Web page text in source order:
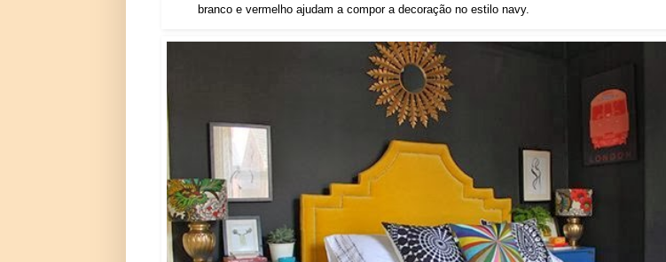
branco e vermelho ajudam a compor a decoração no estilo navy.